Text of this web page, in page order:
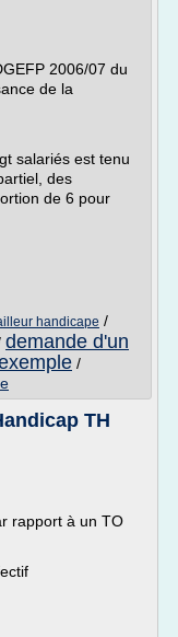
2006/07 du
de la
salariés est tenu
des
de 6 pour
handicape /
demande d'un
/
TH
rapport à un TO